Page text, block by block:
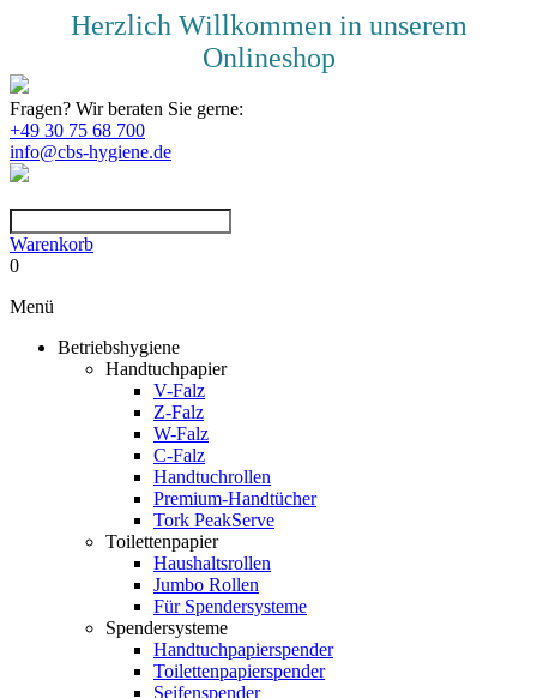
Herzlich Willkommen in unserem
Onlineshop
Fragen? Wir beraten Sie gerne:
+49 30 75 68 700
info@cbs-hygiene.de
Warenkorb
0
Menü
Betriebshygiene
Handtuchpapier
V-Falz
Z-Falz
W-Falz
C-Falz
Handtuchrollen
Premium-Handtücher
Tork PeakServe
Toilettenpapier
Haushaltsrollen
Jumbo Rollen
Für Spendersysteme
Spendersysteme
Handtuchpapierspender
Toilettenpapierspender
Seifenspender